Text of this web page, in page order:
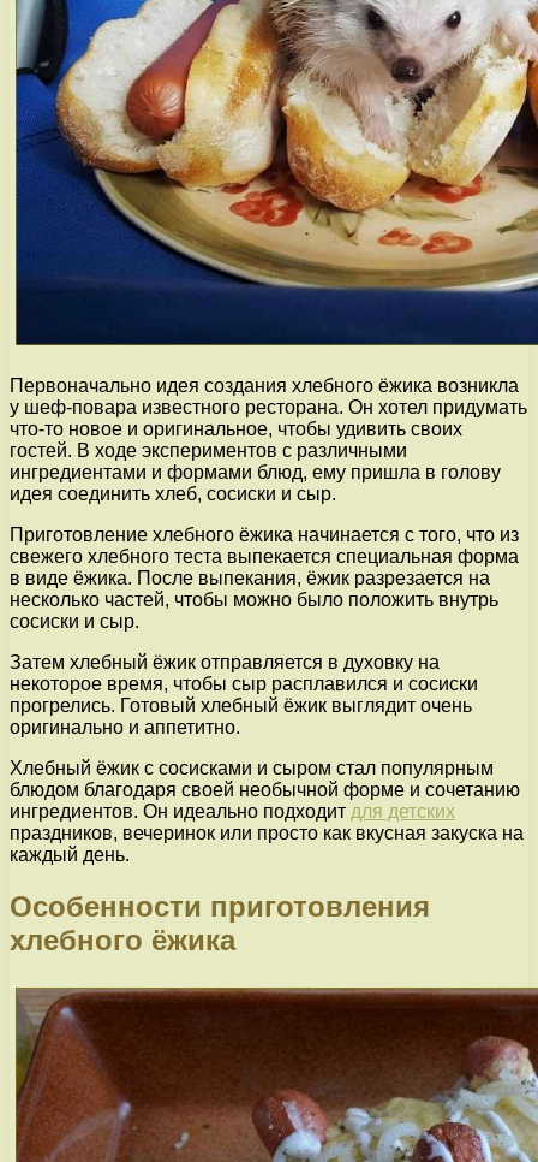
Первоначально идея создания хлебного ёжика возникла
у шеф-повара известного ресторана. Он хотел придумать
что-то новое и оригинальное, чтобы удивить своих
гостей. В ходе экспериментов с различными
ингредиентами и формами блюд, ему пришла в голову
идея соединить хлеб, сосиски и сыр.
Приготовление хлебного ёжика начинается с того, что из
свежего хлебного теста выпекается специальная форма
в виде ёжика. После выпекания, ёжик разрезается на
несколько частей, чтобы можно было положить внутрь
сосиски и сыр.
Затем хлебный ёжик отправляется в духовку на
некоторое время, чтобы сыр расплавился и сосиски
прогрелись. Готовый хлебный ёжик выглядит очень
оригинально и аппетитно.
Хлебный ёжик с сосисками и сыром стал популярным
блюдом благодаря своей необычной форме и сочетанию
ингредиентов. Он идеально подходит для детских
праздников, вечеринок или просто как вкусная закуска на
каждый день.
Особенности приготовления
хлебного ёжика